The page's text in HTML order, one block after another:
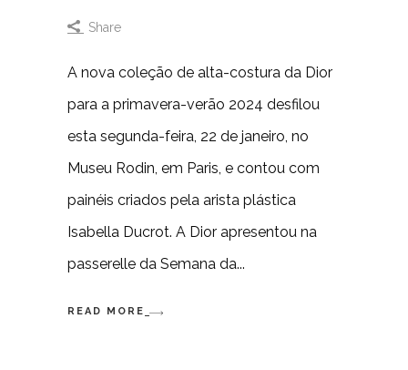
Share
A nova coleção de alta-costura da Dior
para a primavera-verão 2024 desfilou
esta segunda-feira, 22 de janeiro, no
Museu Rodin, em Paris, e contou com
painéis criados pela arista plástica
Isabella Ducrot. A Dior apresentou na
passerelle da Semana da
READ MORE